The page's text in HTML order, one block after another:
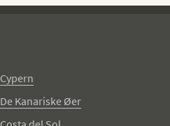
Cypern
De Kanariske Øer